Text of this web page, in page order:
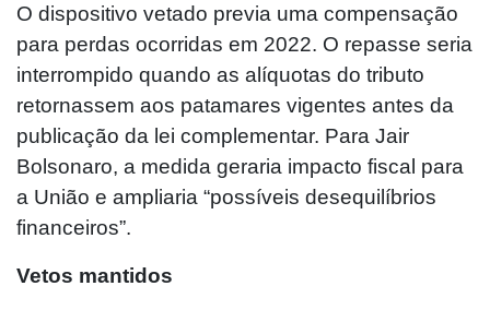
O dispositivo vetado previa uma compensação
para perdas ocorridas em 2022. O repasse seria
interrompido quando as alíquotas do tributo
retornassem aos patamares vigentes antes da
publicação da lei complementar. Para Jair
Bolsonaro, a medida geraria impacto fiscal para
a União e ampliaria “possíveis desequilíbrios
financeiros”.
Vetos mantidos